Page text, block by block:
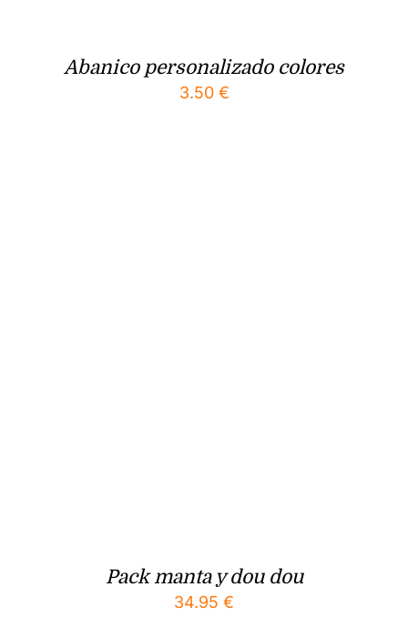
Abanico personalizado colores
3.50 €
Pack manta y dou dou
34.95 €